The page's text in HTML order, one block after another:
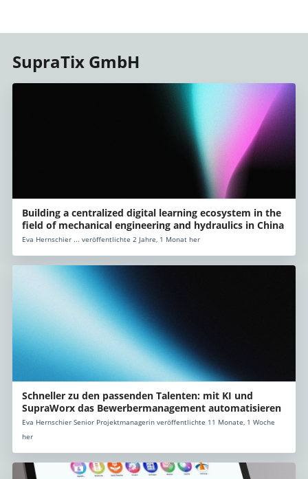
SupraTix GmbH
Building a centralized digital learning ecosystem in the
field of mechanical engineering and hydraulics in China
Eva Hernschier ... veröffentlichte 2 Jahre, 1 Monat her
Schneller zu den passenden Talenten: mit KI und
SupraWorx das Bewerbermanagement automatisieren
Eva Hernschier Senior Projektmanagerin veröffentlichte 11 Monate, 1 Woche
her